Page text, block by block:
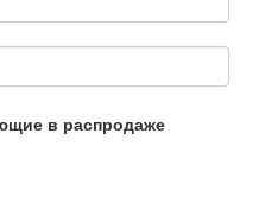
в распродаже